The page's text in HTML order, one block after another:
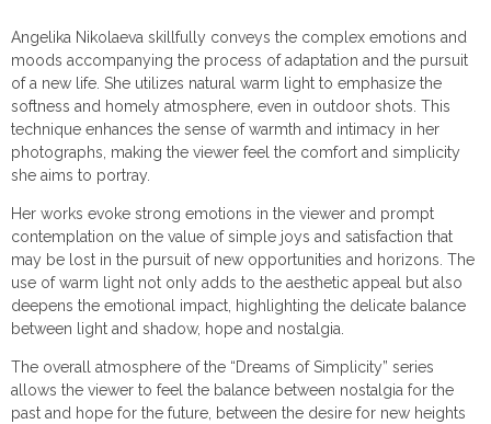
Angelika Nikolaeva skillfully conveys the complex emotions and
moods accompanying the process of adaptation and the pursuit
of a new life. She utilizes natural warm light to emphasize the
softness and homely atmosphere, even in outdoor shots. This
technique enhances the sense of warmth and intimacy in her
photographs, making the viewer feel the comfort and simplicity
she aims to portray.
Her works evoke strong emotions in the viewer and prompt
contemplation on the value of simple joys and satisfaction that
may be lost in the pursuit of new opportunities and horizons. The
use of warm light not only adds to the aesthetic appeal but also
deepens the emotional impact, highlighting the delicate balance
between light and shadow, hope and nostalgia.
The overall atmosphere of the “Dreams of Simplicity” series
allows the viewer to feel the balance between nostalgia for the
past and hope for the future, between the desire for new heights